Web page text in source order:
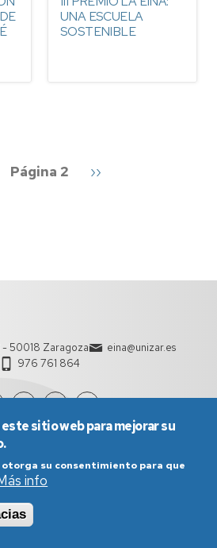
UNA ESCUELA
SOSTENIBLE
Página 2
Siguiente
››
- 50018 Zaragoza
eina@unizar.es
976 761 864
generales de uso
sitio web para mejorar su
otorga su consentimiento para que
info